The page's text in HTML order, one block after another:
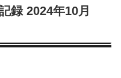
録 2024年10月